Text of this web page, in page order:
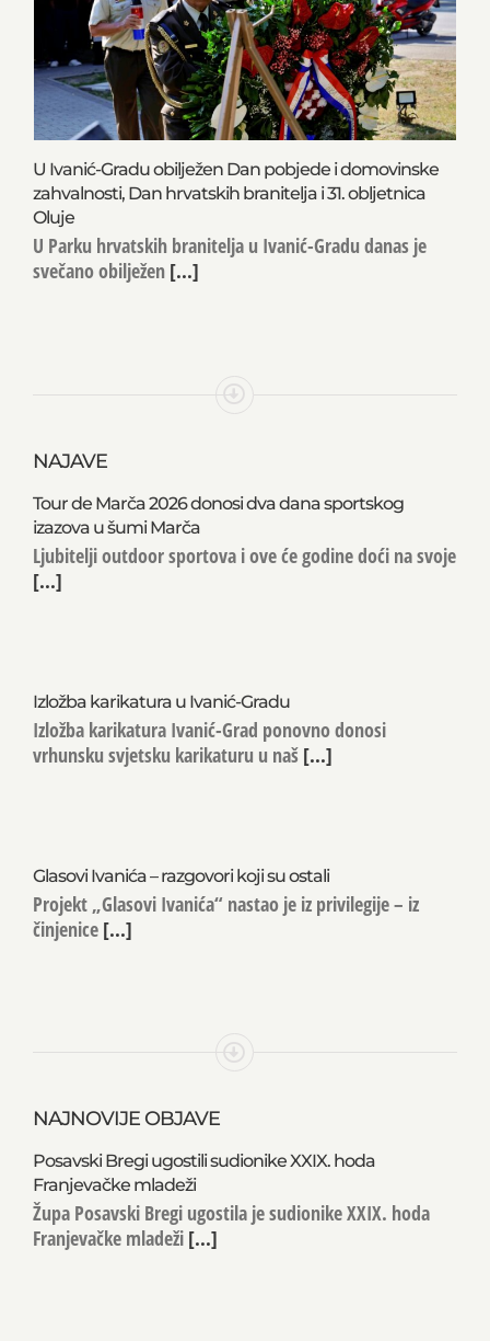
U Ivanić-Gradu obilježen Dan pobjede i domovinske
zahvalnosti, Dan hrvatskih branitelja i 31. obljetnica
Oluje
U Parku hrvatskih branitelja u Ivanić-Gradu danas je
svečano obilježen [...]
NAJAVE
Tour de Marča 2026 donosi dva dana sportskog
izazova u šumi Marča
Ljubitelji outdoor sportova i ove će godine doći na svoje
[...]
Izložba karikatura u Ivanić-Gradu
Izložba karikatura Ivanić-Grad ponovno donosi
vrhunsku svjetsku karikaturu u naš [...]
Glasovi Ivanića – razgovori koji su ostali
Projekt „Glasovi Ivanića“ nastao je iz privilegije – iz
činjenice [...]
NAJNOVIJE OBJAVE
Posavski Bregi ugostili sudionike XXIX. hoda
Franjevačke mladeži
Župa Posavski Bregi ugostila je sudionike XXIX. hoda
Franjevačke mladeži [...]